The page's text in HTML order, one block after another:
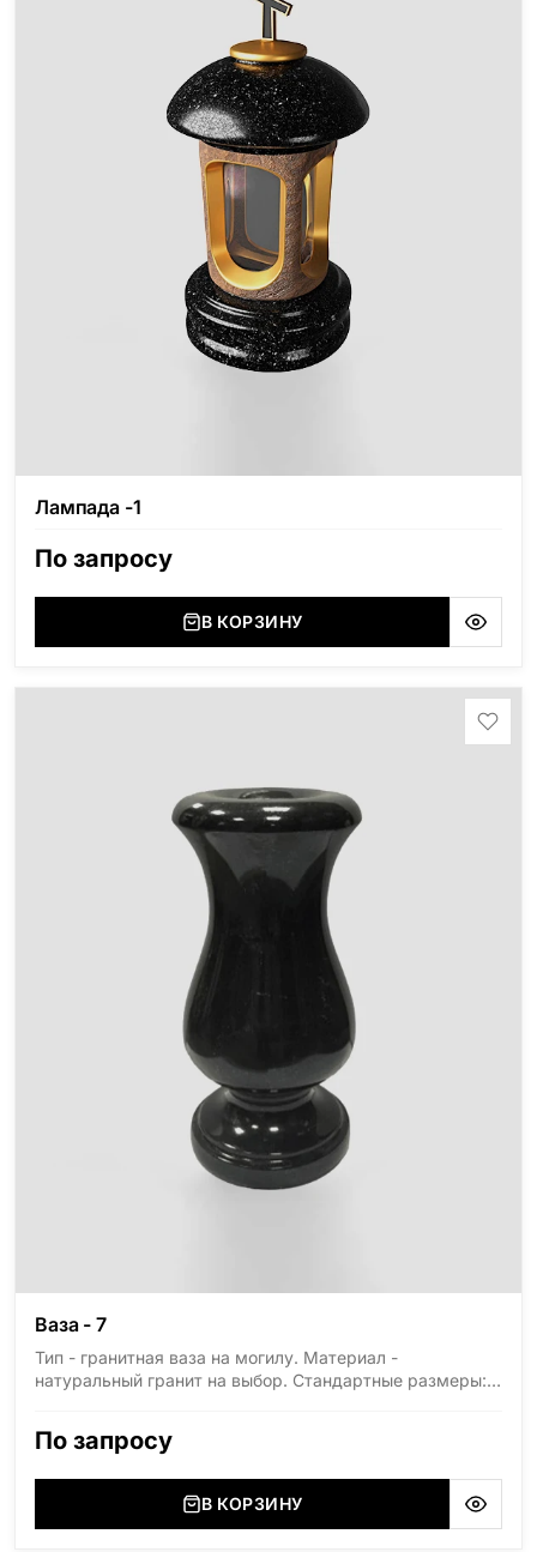
Лампада -1
По запросу
В КОРЗИНУ
Ваза - 7
Тип - гранитная ваза на могилу. Материал -
натуральный гранит на выбор. Стандартные размеры:
По запросу
В КОРЗИНУ